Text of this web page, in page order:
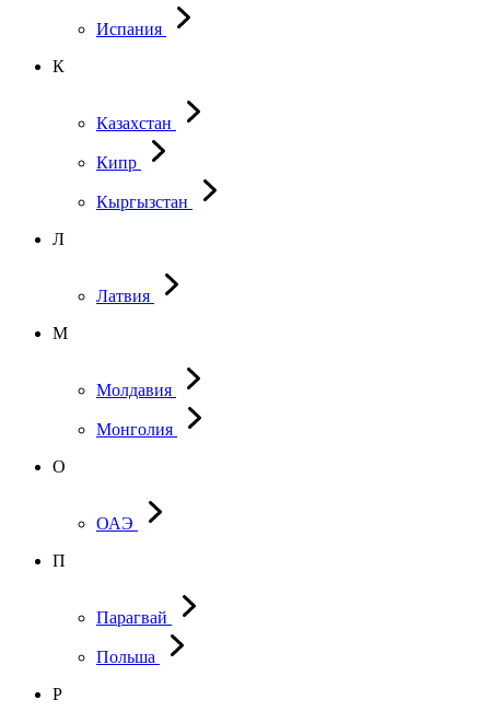
Испания
К
Казахстан
Кипр
Кыргызстан
Л
Латвия
М
Молдавия
Монголия
О
ОАЭ
П
Парагвай
Польша
Р